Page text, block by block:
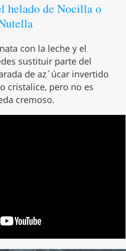
helado de Nocilla o
con la leche y el
sustituir parte del
de az´úcar invertido
cristalice, pero no es
cremoso.